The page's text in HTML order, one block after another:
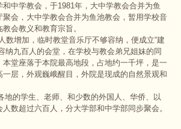
中学教会，于1981年，大中学教会合并为鱼
聚会，大中学教会合并为鱼池教会，暂用学校音
会教义和教育宗旨。
增加，临时教堂音乐厅不够容纳，便成立“建
纳九百人的会堂，在学校与教会弟兄姐妹的同
堂座落于本院最高地段，占地约一千坪，是一
层，外观巍峨醒目，外院是现成的自然景观和
的学生、老师、和少数的外国人、华侨、以
数超过六百人，分大学部和中学部同步聚会。